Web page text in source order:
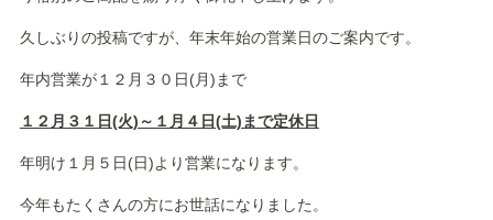
久しぶりの投稿ですが、年末年始の営業日のご案内です。
年内営業が１２月３０日(月)まで
１２月３１日(火)～１月４日(土)まで定休日
年明け１月５日(日)より営業になります。
今年もたくさんの方にお世話になりました。